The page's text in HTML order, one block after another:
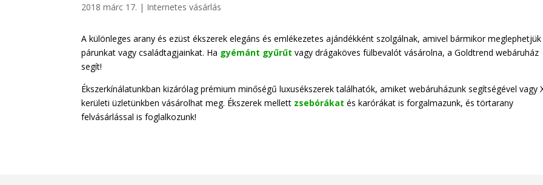
2018 márc 17. | Internetes vásárlás
A különleges arany és ezüst ékszerek elegáns és emlékezetes ajándékként szolgálnak, amivel bármikor meglephetjük
párunkat vagy családtagjainkat. Ha gyémánt gyűrűt vagy drágaköves fülbevalót vásárolna, a Goldtrend webáruház
segít!
Ékszerkínálatunkban kizárólag prémium minőségű luxusékszerek találhatók, amiket webáruházunk segítségével vagy
kerületi üzletünkben vásárolhat meg. Ékszerek mellett zsebórákat és karórákat is forgalmazunk, és törtarany
felvásárlással is foglalkozunk!